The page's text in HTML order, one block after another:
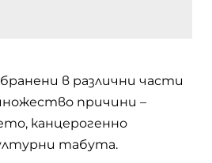
в различни части
причини –
канцерогенно
табута.